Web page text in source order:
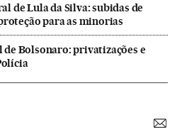
de Lula da Silva: subidas de
para as minorias
Bolsonaro: privatizações e